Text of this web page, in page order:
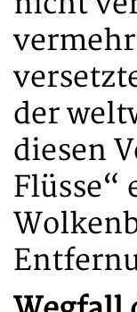
der
diesen
Flüsse“